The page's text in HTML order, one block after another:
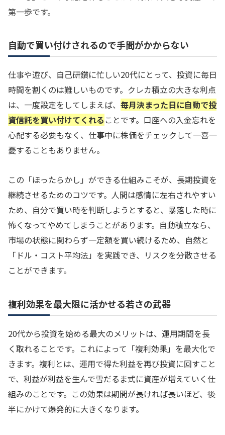
第一歩です。
自動で買い付けされるので手間がかからない
仕事や遊び、自己研鑽に忙しい20代にとって、投資に毎日
時間を割くのは難しいものです。クレカ積立の大きな利点
は、一度設定をしてしまえば、 毎月決まった日に自動で投
資信託を買い付けてくれる ことです。口座への入金忘れを
心配する必要もなく、仕事中に株価をチェックして一喜一
憂することもありません。
この「ほったらかし」ができる仕組みこそが、長期投資を
継続させるためのコツです。人間は感情に左右されやすい
ため、自分で買い時を判断しようとすると、暴落した時に
怖くなってやめてしまうことがあります。自動積立なら、
市場の状態に関わらず一定額を買い続けるため、自然と
「ドル・コスト平均法」を実践でき、リスクを分散させる
ことができます。
複利効果を最大限に活かせる若さの武器
20代から投資を始める最大のメリットは、運用期間を長
く取れることです。これによって「複利効果」を最大化で
きます。複利とは、運用で得た利益を再び投資に回すこと
で、利益が利益を生んで雪だるま式に資産が増えていく仕
組みのことです。この効果は期間が長ければ長いほど、後
半にかけて爆発的に大きくなります。